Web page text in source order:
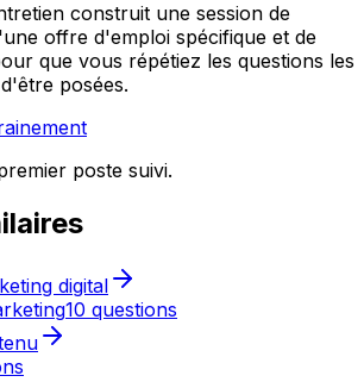
construit une session de
offre d'emploi spécifique et de
que vous répétiez les questions les
posées.
poste suivi.
digital
10 questions